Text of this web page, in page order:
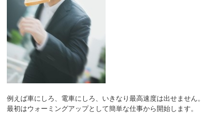
例えば車にしろ、電車にしろ、いきなり最高速度は出せません。
最初はウォーミングアップとして簡単な仕事から開始します。